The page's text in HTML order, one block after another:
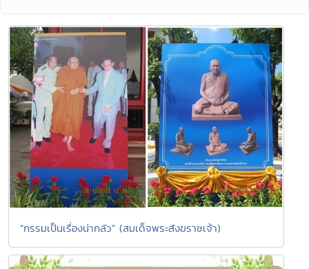
"กรรมเป็นเรื่องน่ากลัว" (สมเด็จพระสังฆราชเจ้า)